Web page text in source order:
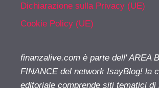
Dichiarazione sulla Privacy (UE)
Cookie Policy (UE)
finanzalive.com è parte dell' AREA
FINANCE del network IsayBlog! la
editoriale comprende siti tematici di